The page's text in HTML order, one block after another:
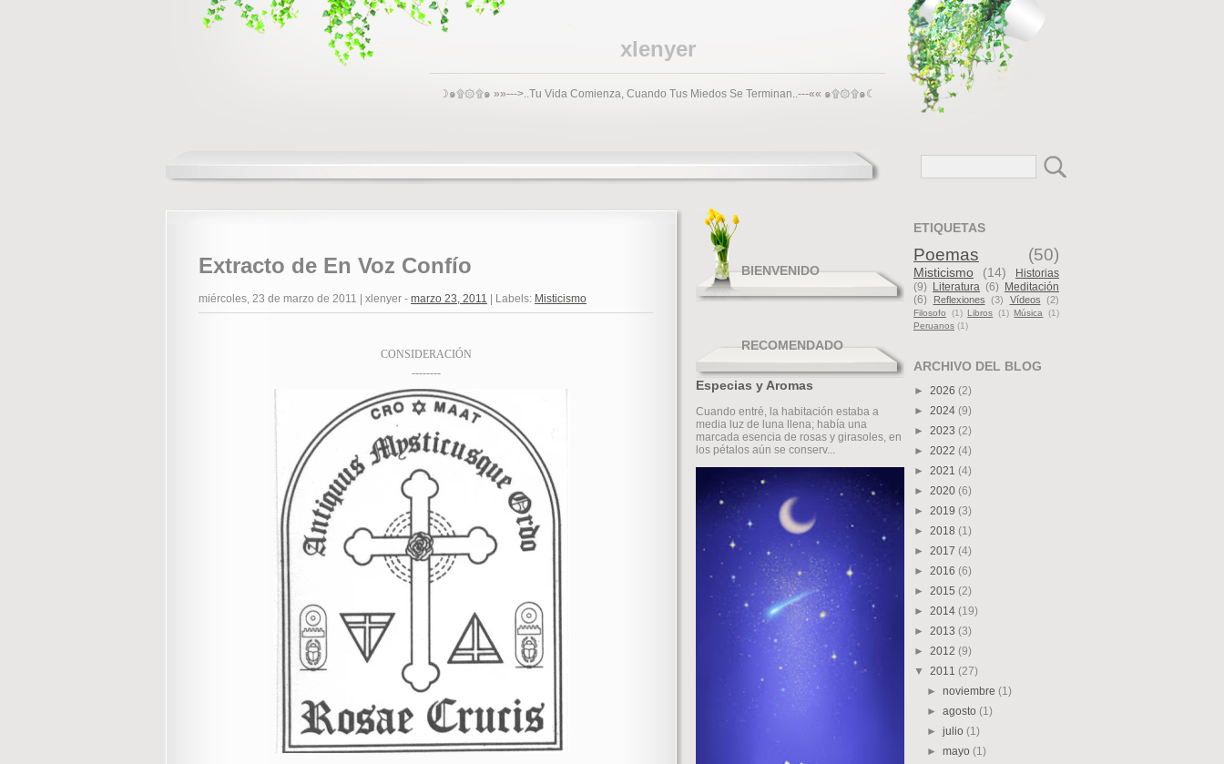
xlenyer
☽๑۩۞۩๑ »»--->..Tu Vida Comienza, Cuando Tus Miedos Se Terminan..---«« ๑۩۞۩๑☾
Extracto de En Voz Confío
miércoles, 23 de marzo de 2011 xlenyer - marzo 23, 2011 Labels: Misticismo
CONSIDERACIÓN
--------
BIENVENIDO
RECOMENDADO
Especias y Aromas
Cuando entré, la habitación estaba a
media luz de luna llena; había una
marcada esencia de rosas y girasoles, en
los pétalos aún se conserv...
ETIQUETAS
Poemas (50)
Misticismo (14)
Historias
(9)
Literatura (6)
Meditación
(6)
Reflexiones (3) Vídeos (2)
Filosofo (1) Libros (1) Música
(1)
Peruanos (1)
ARCHIVO DEL BLOG
► 2026 (2)
► 2024 (9)
► 2023 (2)
► 2022 (4)
► 2021 (4)
► 2020 (6)
► 2019 (3)
► 2018 (1)
► 2017 (4)
► 2016 (6)
► 2015 (2)
► 2014 (19)
► 2013 (3)
► 2012 (9)
▼ 2011 (27)
►noviembre(1)
►agosto(1)
►julio(1)
►mayo(1)